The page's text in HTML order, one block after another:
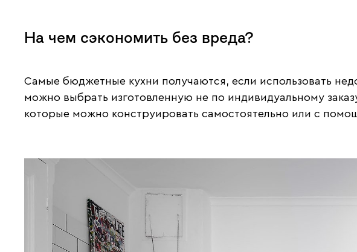
На чем сэкономить без вреда?
Самые бюджетные кухни получаются, если использовать
можно выбрать изготовленную не по индивидуальному
которые можно конструировать самостоятельно или с